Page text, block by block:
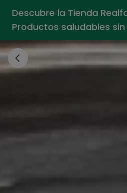
Descubre la Tienda
Productos saludables